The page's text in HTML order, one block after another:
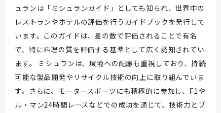
ュランは「ミシュランガイド」としても知られ、世界中の
レストランやホテルの評価を行うガイドブックを発行して
います。このガイドは、星の数で評価されることで有名
で、特に料理の質を評価する基準として広く認知されてい
ます。 ミシュランは、環境への配慮も重視しており、持続
可能な製品開発やリサイクル技術の向上に取り組んでいま
す。さらに、モータースポーツにも積極的に参加し、F1や
ル・マン24時間レースなどでの成功を通じて、技術力とブ